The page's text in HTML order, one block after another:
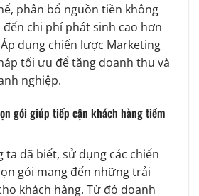
phân bổ nguồn tiền không
chi phí phát sinh cao hơn
dụng chiến lược Marketing
tối ưu để tăng doanh thu và
nghiệp.
gói giúp tiếp cận khách hàng tiềm
ta đã biết, sử dụng các chiến
gói mang đến những trải
khách hàng. Từ đó doanh